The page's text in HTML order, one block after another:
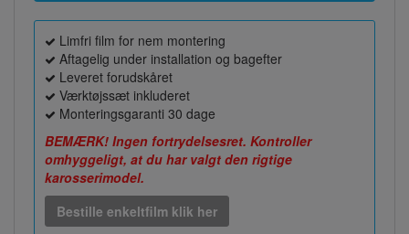
Limfri film for nem montering
Aftagelig under installation og bagefter
Leveret forudskåret
Værktøjssæt inkluderet
Monteringsgaranti 30 dage
BEMÆRK! Ingen fortrydelsesret. Kontroller
omhyggeligt, at du har valgt den rigtige
karosserimodel.
Bestille enkeltfilm klik her